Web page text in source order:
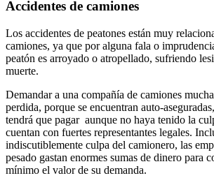
Accidentes de camiones
Los accidentes de peatones están muy
camiones, ya que por alguna fala o
peatón es arroyado o atropellado, sufriendo
muerte.
Demandar a una compañía de camiones
perdida, porque se encuentran auto-
tendrá que pagar aunque no haya tenido la
cuentan con fuertes representantes legales.
indiscutiblemente culpa del camionero, las
pesado gastan enormes sumas de dinero para
mínimo el valor de su demanda.